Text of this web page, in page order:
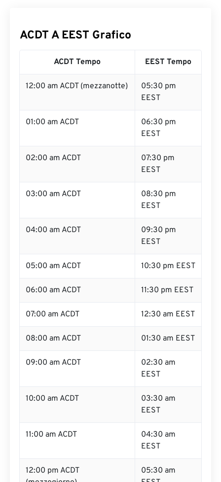
ACDT A EEST Grafico
ACDT Tempo EEST Tempo
12:00 am ACDT (mezzanotte)
05:30 pm
EEST
01:00 am ACDT
06:30 pm
EEST
02:00 am ACDT
07:30 pm
EEST
03:00 am ACDT
08:30 pm
EEST
04:00 am ACDT
09:30 pm
EEST
05:00 am ACDT 10:30 pm EEST
06:00 am ACDT 11:30 pm EEST
07:00 am ACDT 12:30 am EEST
08:00 am ACDT 01:30 am EEST
09:00 am ACDT
02:30 am
EEST
10:00 am ACDT
03:30 am
EEST
11:00 am ACDT
04:30 am
EEST
12:00 pm ACDT
05:30 am